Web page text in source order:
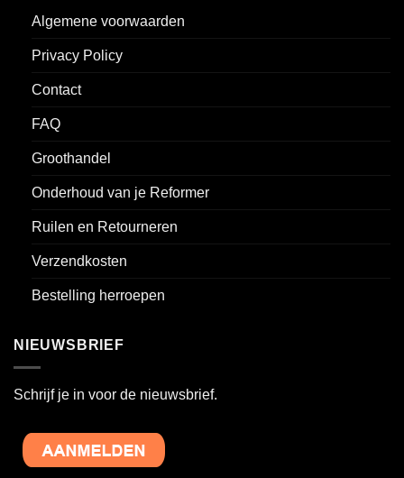
Algemene voorwaarden
Privacy Policy
Contact
FAQ
Groothandel
Onderhoud van je Reformer
Ruilen en Retourneren
Verzendkosten
Bestelling herroepen
NIEUWSBRIEF
Schrijf je in voor de nieuwsbrief.